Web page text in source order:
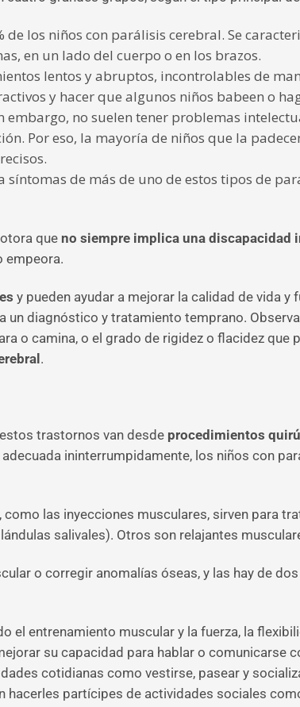
de los niños con parálisis cerebral. Se
en un lado del cuerpo o en los brazos.
lentos y abruptos, incontrolables de
y hacer que algunos niños babeen o
no suelen tener problemas
Por eso, la mayoría de niños que la
síntomas de más de uno de estos tipos de
que no siempre implica una discapacidad
empeora.
y pueden ayudar a mejorar la calidad de vida
un diagnóstico y tratamiento temprano.
o camina, o el grado de rigidez o flacidez que
.
trastornos van desde procedimientos
ininterrumpidamente, los niños con
las inyecciones musculares, sirven para
salivales). Otros son relajantes
o corregir anomalías óseas, y las hay de
el entrenamiento muscular y la fuerza, la
su capacidad para hablar o comunicarse
cotidianas como vestirse, pasear y
hacerles partícipes de actividades sociales